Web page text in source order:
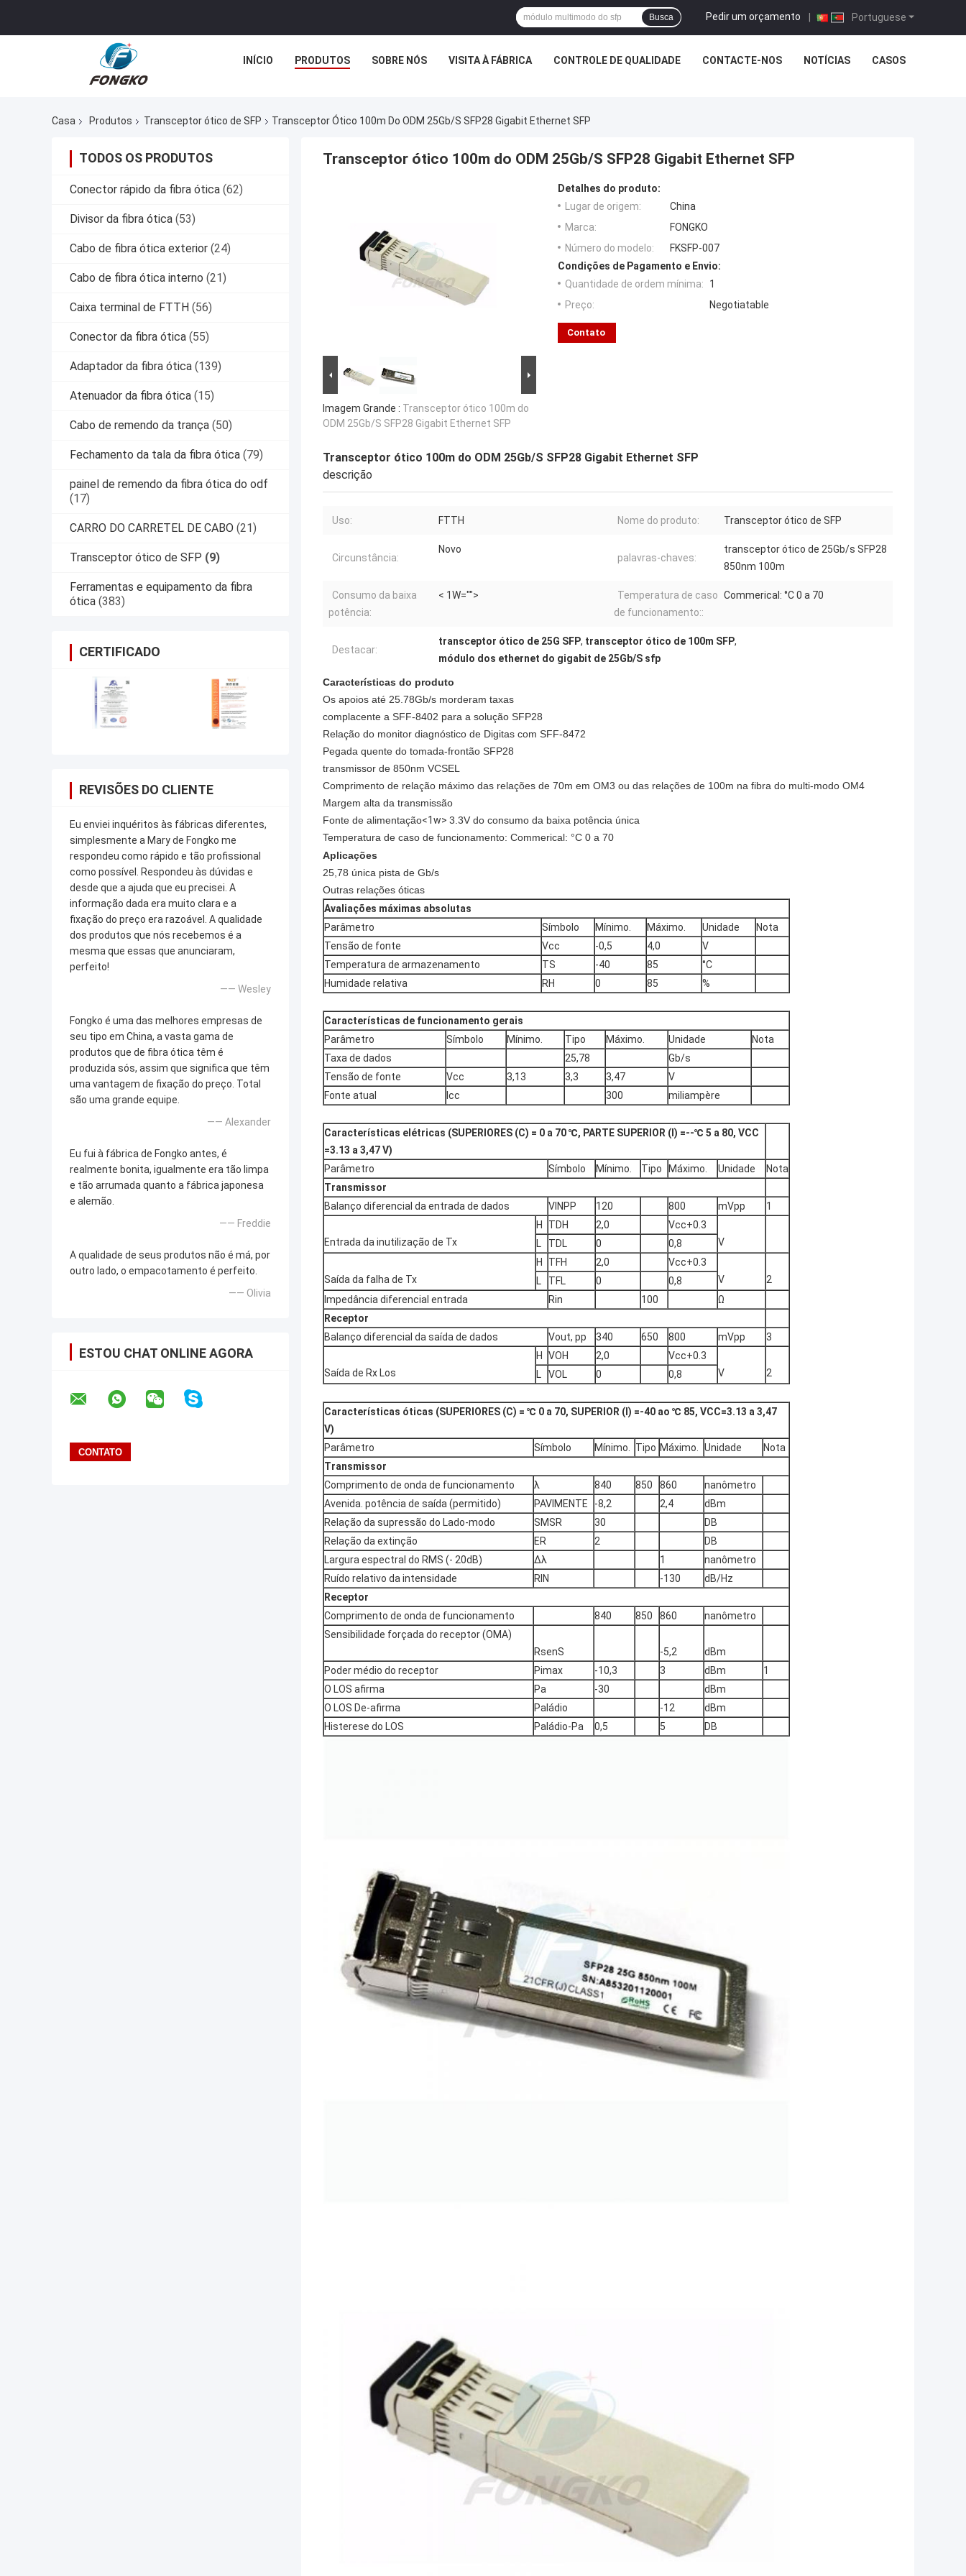
Portuguese
Pedir um orçamento |
Busca
INÍCIO PRODUTOS SOBRE NÓS VISITA À FÁBRICA CONTROLE DE QUALIDADE CONTACTE-NOS NOTÍCIAS CASOS
Casa Produtos Transceptor ótico de SFP Transceptor Ótico 100m Do ODM 25Gb/S SFP28 Gigabit Ethernet SFP
TODOS OS PRODUTOS
Conector rápido da fibra ótica (62)
Divisor da fibra ótica (53)
Cabo de fibra ótica exterior (24)
Cabo de fibra ótica interno (21)
Caixa terminal de FTTH (56)
Conector da fibra ótica (55)
Adaptador da fibra ótica (139)
Atenuador da fibra ótica (15)
Cabo de remendo da trança (50)
Fechamento da tala da fibra ótica (79)
painel de remendo da fibra ótica do odf
(17)
CARRO DO CARRETEL DE CABO (21)
Transceptor ótico de SFP (9)
Ferramentas e equipamento da fibra
ótica (383)
CERTIFICADO
REVISÕES DO CLIENTE
Eu enviei inquéritos às fábricas diferentes,
simplesmente a Mary de Fongko me
respondeu como rápido e tão profissional
como possível. Respondeu às dúvidas e
desde que a ajuda que eu precisei. A
informação dada era muito clara e a
fixação do preço era razoável. A qualidade
dos produtos que nós recebemos é a
mesma que essas que anunciaram,
perfeito!
—— Wesley
Fongko é uma das melhores empresas de
seu tipo em China, a vasta gama de
produtos que de fibra ótica têm é
produzida sós, assim que significa que têm
uma vantagem de fixação do preço. Total
são uma grande equipe.
—— Alexander
Eu fui à fábrica de Fongko antes, é
realmente bonita, igualmente era tão limpa
e tão arrumada quanto a fábrica japonesa
e alemão.
—— Freddie
A qualidade de seus produtos não é má, por
outro lado, o empacotamento é perfeito.
—— Olivia
ESTOU CHAT ONLINE AGORA
Transceptor ótico 100m do ODM 25Gb/S SFP28 Gigabit Ethernet SFP
Imagem Grande : Transceptor ótico 100m do
ODM 25Gb/S SFP28 Gigabit Ethernet SFP
Detalhes do produto:
Lugar de origem:
China
Marca:
FONGKO
Número do modelo:
FKSFP-007
Condições de Pagamento e Envio:
Quantidade de ordem mínima:
1
Preço:
Negotiatable
Contato
Transceptor ótico 100m do ODM 25Gb/S SFP28 Gigabit Ethernet SFP
descrição
Uso: FTTH Nome do produto: Transceptor ótico de SFP
Circunstância:
Novo
palavras-chaves:
transceptor ótico de 25Gb/s SFP28
850nm 100m
Consumo da baixa
potência:
< 1W="">
Temperatura de caso
de funcionamento::
Commerical: °C 0 a 70
Destacar:
transceptor ótico de 25G SFP, transceptor ótico de 100m SFP,
módulo dos ethernet do gigabit de 25Gb/S sfp
Características do produto
Os apoios até 25.78Gb/s morderam taxas
complacente a SFF-8402 para a solução SFP28
Relação do monitor diagnóstico de Digitas com SFF-8472
Pegada quente do tomada-frontão SFP28
transmissor de 850nm VCSEL
Comprimento de relação máximo das relações de 70m em OM3 ou das relações de 100m na fibra do multi-modo OM4
Margem alta da transmissão
Fonte de alimentação<1w> 3.3V do consumo da baixa potência única
Temperatura de caso de funcionamento: Commerical: °C 0 a 70
Aplicações
25,78 única pista de Gb/s
Outras relações óticas
Avaliações máximas absolutas
Parâmetro
Símbolo Mínimo. Máximo. Unidade
Nota
Tensão de fonte
Vcc -0,5 4,0
V
Temperatura de armazenamento
TS -40 85
°C
Humidade relativa
RH 0 85 %
Características de funcionamento gerais
Parâmetro
Símbolo Mínimo. Tipo Máximo. Unidade
Nota
Taxa de dados
25,78
Gb/s
Tensão de fonte
Vcc 3,13 3,3 3,47
V
Fonte atual
Icc 300 miliampère
Características elétricas (SUPERIORES (C) = 0 a 70 ℃, PARTE SUPERIOR (I) =--℃ 5 a 80, VCC
=3.13 a 3,47 V)
Parâmetro
Símbolo Mínimo. Tipo Máximo. Unidade
Nota
Transmissor
Balanço diferencial da entrada de dados
VINPP 120 800 mVpp 1
Entrada da inutilização de Tx
H TDH 2,0
Vcc+0.3
V
L TDL 0 0,8
Saída da falha de Tx
H TFH 2,0
Vcc+0.3
V
2
L TFL 0
0,8
Impedância diferencial entrada
Rin 100
Ω
Receptor
Balanço diferencial da saída de dados
Vout, pp 340 650 800 mVpp 3
Saída de Rx Los
H VOH 2,0
Vcc+0.3
V
2
L VOL 0 0,8
Características óticas (SUPERIORES (C) = ℃ 0 a 70, SUPERIOR (I) =-40 ao ℃ 85, VCC=3.13 a 3,47
V)
Parâmetro
Símbolo Mínimo. Tipo Máximo. Unidade
Nota
Transmissor
Comprimento de onda de funcionamento
λ 840 850 860
nanômetro
Avenida. potência de saída (permitido)
PAVIMENTE -8,2 2,4
dBm
Relação da supressão do Lado-modo
SMSR 30
DB
Relação da extinção
ER 2
DB
Largura espectral do RMS (- 20dB)
Δλ 1
nanômetro
Ruído relativo da intensidade
RIN -130
dB/Hz
Receptor
Comprimento de onda de funcionamento
840 850 860
nanômetro
Sensibilidade forçada do receptor (OMA)
RsenS
-5,2
dBm
Poder médio do receptor
Pimax -10,3 3 dBm
1
O LOS afirma
Pa -30
dBm
O LOS De-afirma
Paládio -12
dBm
Histerese do LOS
Paládio-Pa 0,5 5 DB